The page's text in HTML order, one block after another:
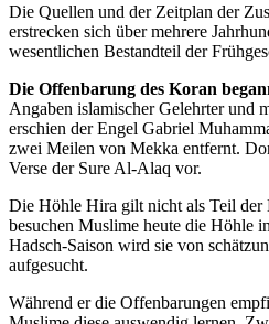
Die Quellen und der Zeitplan der
erstrecken sich über mehrere
wesentlichen Bestandteil der
Die Offenbarung des Koran
Angaben islamischer Gelehrter und
erschien der Engel Gabriel
zwei Meilen von Mekka entfernt.
Verse der Sure Al-Alaq vor.
Die Höhle Hira gilt nicht als Teil der
besuchen Muslime heute die Höhle
Hadsch-Saison wird sie von
aufgesucht.
Während er die Offenbarungen